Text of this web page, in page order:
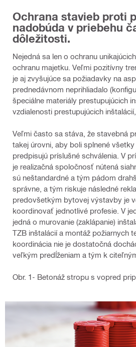
Ochrana stavieb proti
nadobúda v priebehu
dôležitosti.
Nejedná sa len o ochranu
ochranu majetku. Veľmi pozitívny
je aj zvyšujúce sa požiadavky na
prednedávnom neprihliadalo
špeciálne materiály prestupujúcich
vzdialenosti prestupujúcich inštalácií,
Veľmi často sa stáva, že stavebná
takej úrovni, aby boli splnené
predpisujú príslušné schválenia. V
je realizačná spoločnosť nútená
sú neštandardné a tým pádom
správne, a tým riskuje následné
predovšetkým bytovej výstavby je
koordinovať jednotlivé profesie. V
jedná o murovanie (zaklápanie)
TZB inštalácií a montáž požiarnych
koordinácia nie je dostatočná
veľkým predĺženiam a tým k
Obr. 1- Betonáž stropu s vopred